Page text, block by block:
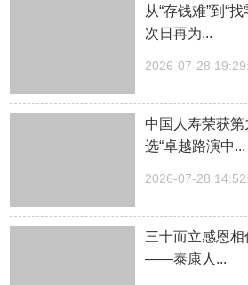
从“存钱难”到“
次日再为...
2026-07-28
中国人寿荣获
选“卓越路演中...
2026-07-28
三十而立感恩
——泰康人...